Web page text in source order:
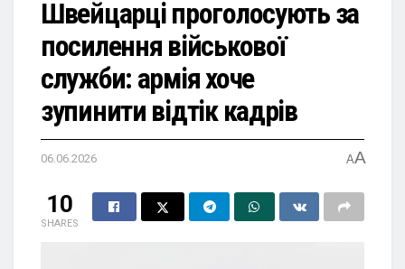
Швейцарці проголосують за
посилення військової
служби: армія хоче
зупинити відтік кадрів
06.06.2026 AA
10
SHARES